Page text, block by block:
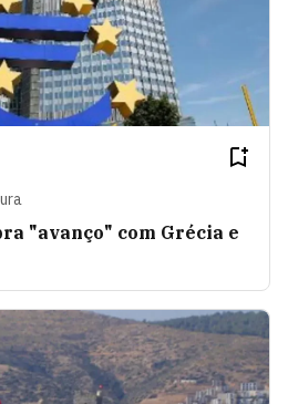
"avanço" com Grécia e